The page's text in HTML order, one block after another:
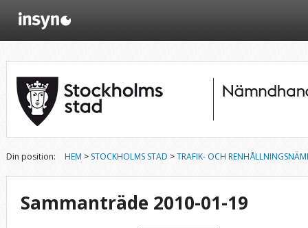
Din position: HEM > STOCKHOLMS STAD >TRAFIK- OCH
Sammanträde 2010-01-19